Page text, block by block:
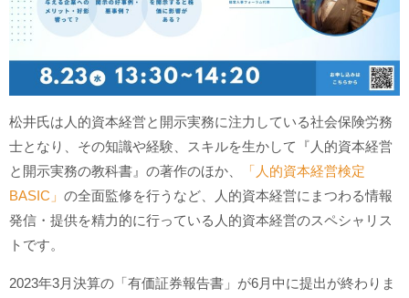
松井氏は人的資本経営と開示実務に注力している社会保険労務
士となり、その知識や経験、スキルを生かして『人的資本経営
と開示実務の教科書』の著作のほか、
「人的資本経営検定
BASIC」 の全面監修を行うなど、人的資本経営にまつわる情報
発信・提供を精力的に行っている人的資本経営のスペシャリス
トです。
2023年3月決算の「有価証券報告書」が6月中に提出が終わりま